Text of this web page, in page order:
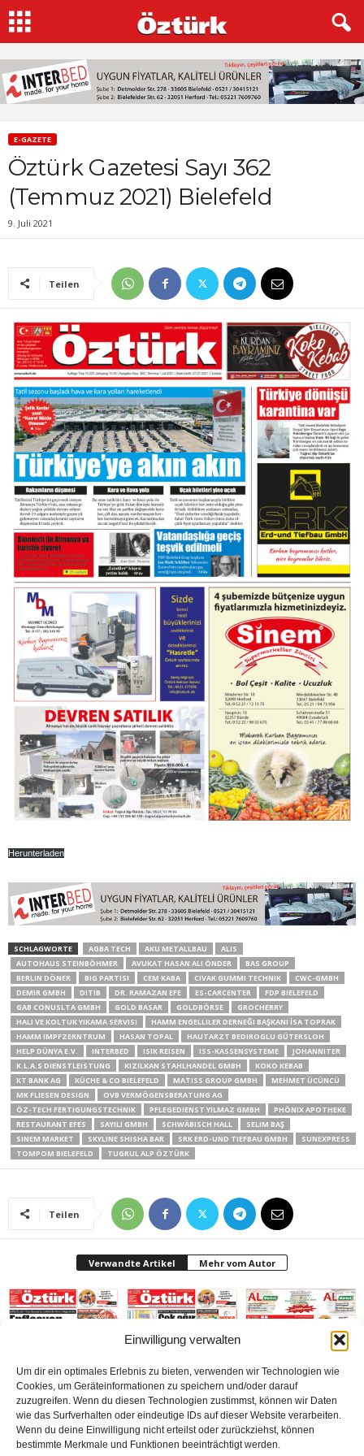
Einwilligung verwalten
Um dir ein optimales Erlebnis zu bieten, verwenden wir Technologien wie
Cookies, um Geräteinformationen zu speichern und/oder darauf
zuzugreifen. Wenn du diesen Technologien zustimmst, können wir Daten
wie das Surfverhalten oder eindeutige IDs auf dieser Website verarbeiten.
Wenn du deine Einwilligung nicht erteilst oder zurückziehst, können
bestimmte Merkmale und Funktionen beeinträchtigt werden.
E-GAZETE
Öztürk Gazetesi Sayı 362
(Temmuz 2021) Bielefeld
9. Juli 2021
Teilen
Herunterladen
SCHLAGWORTE AGBA TECH AKU METALLBAU
ALIS
AUTOHAUS STEINBÖHMER
AVUKAT HASAN ALI ÖNDER
BAS GROUP
BERLIN DÖNER
BIG PARTISI CEM KABA CIVAK GUMMI TECHNIK
CWC-GMBH
DEMIR GMBH
DITIB DR. RAMAZAN EFE ES-CARCENTER
FDP BIELEFELD
GAB CONUSLTA GMBH
GOLD BASAR GOLDBÖRSE
GROCHERRY
HALI VE KOLTUK YIKAMA SERVISI
HAMM ENGELLILER DERNEĞI BAŞKANI İSA TOPRAK
HAMM IMPFZERNTRUM
HASAN TOPAL
HAUTARZT BEDIROGLU GÜTERSLOH
HELP DÜNYA E.V.
INTERBED ISIK REISEN ISS-KASSENSYSTEME
JOHANNITER
K.L.A.S DIENSTLEISTUNG
KIZILKAN STAHLHANDEL GMBH
KOKO KEBAB
KT BANK AG
KÜCHE & CO BIELEFELD MATISS GROUP GMBH
MEHMET ÜCÜNCÜ
MK FLIESEN DESIGN
OVB VERMÖGENSBERATUNG AG
ÖZ-TECH FERTIGUNGSTECHNIK
PFLEGEDIENST YILMAZ GMBH
PHÖNIX APOTHEKE
RESTAURANT EFES
SAYILI GMBH SCHWÄBISCH HALL
SELIM BAŞ
SINEM MARKET
SKYLINE SHISHA BAR SRK ERD-UND TIEFBAU GMBH
SUNEXPRESS
TOMPOM BIELEFELD
TUGRUL ALP ÖZTÜRK
Teilen
Verwandte Artikel Mehr vom Autor
Gazetesi Sayı 414
(Mayıs 2026) Bielefeld
Gazetesi-Sayı 413
(Nisan 2026) Bielefeld
Gazetesi Sayı 412 (Mart
2026) Bielefeld